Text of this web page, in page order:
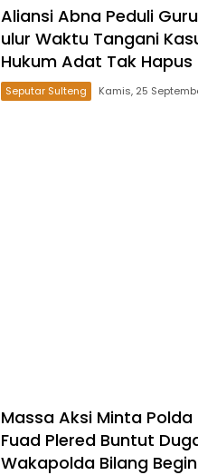
Aliansi Abna Peduli
ulur Waktu Tangani
Hukum Adat Tak Hapus
Seputar Sulteng
Massa Aksi Minta
Fuad Plered Buntut
Wakapolda Bilang